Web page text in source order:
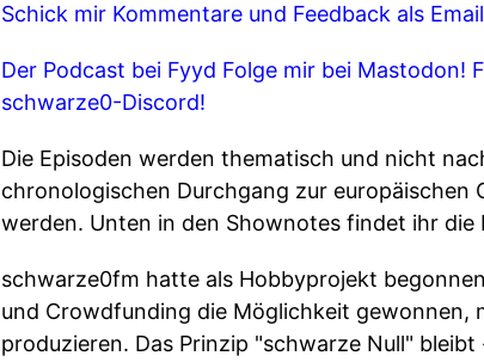
Schick mir Kommentare und Feedback als
Der Podcast bei Fyyd Folge mir bei Mastodon!
schwarze0-Discord!
Die Episoden werden thematisch und nicht
chronologischen Durchgang zur
werden. Unten in den Shownotes findet ihr die
schwarze0fm hatte als Hobbyprojekt
und Crowdfunding die Möglichkeit gewonnen,
produzieren. Das Prinzip "schwarze Null"